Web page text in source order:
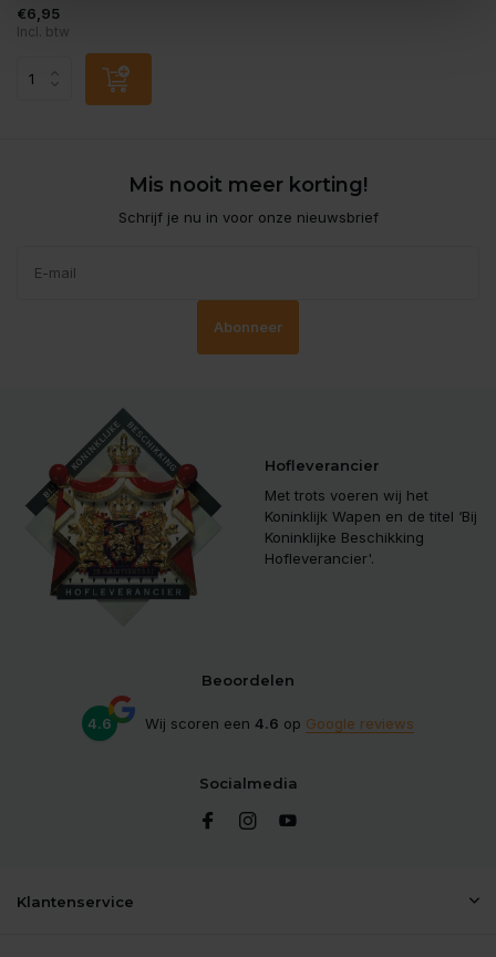
€6,95
Incl. btw
Mis nooit meer korting!
Schrijf je nu in voor onze nieuwsbrief
Abonneer
Hofleverancier
Met trots voeren wij het
Koninklijk Wapen en de titel ‘Bij
Koninklijke Beschikking
Hofleverancier'.
Beoordelen
4.6 Wij scoren een 4.6 op Google reviews
Socialmedia
Klantenservice